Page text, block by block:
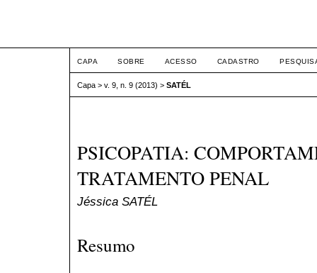
CAPA SOBRE ACESSO CADASTRO
Capa > v. 9, n. 9 (2013) > SATÉL
PSICOPATIA:
TRATAMENTO PENAL
Jéssica SATÉL
Resumo